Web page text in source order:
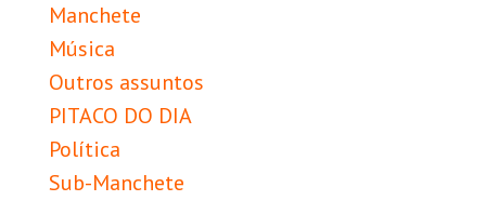
Manchete
Música
Outros assuntos
PITACO DO DIA
Política
Sub-Manchete